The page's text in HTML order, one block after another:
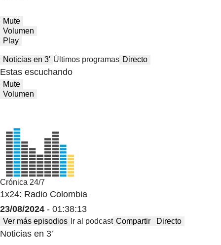
Mute
Volumen
Play
Noticias en 3′ Últimos programas Directo
Estas escuchando
Mute
Volumen
Crónica 24/7
1x24: Radio Colombia
23/08/2024 - 01:38:13
Ver más episodios Ir al podcast Compartir Directo
Noticias en 3′